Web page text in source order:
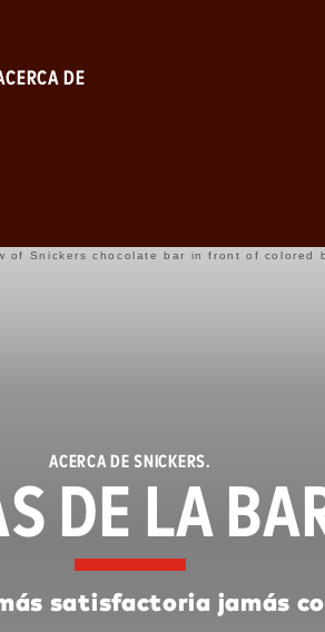
DE
ACERCA DE SNICKERS.
DE LA
satisfactoria jamás